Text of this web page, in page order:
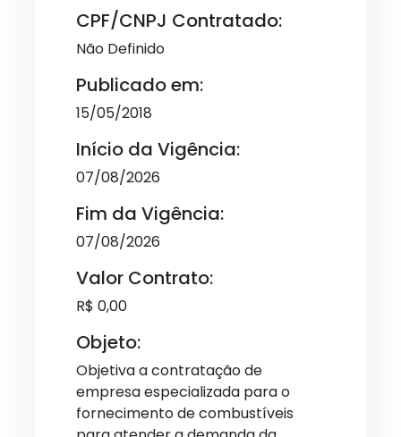
CPF/CNPJ Contratado:
Não Definido
Publicado em:
15/05/2018
Início da Vigência:
07/08/2026
Fim da Vigência:
07/08/2026
Valor Contrato:
R$ 0,00
Objeto:
Objetiva a contratação de
empresa especializada para o
fornecimento de combustíveis